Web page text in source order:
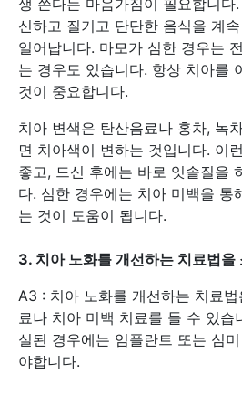
생 쓴다는 마음가짐이 필요합니
신하고 질기고 단단한 음식을 계
일어납니다. 마모가 심한 경우는
는 경우도 있습니다. 항상 치아를
것이 중요합니다.
치아 변색은 탄산음료나 홍차, 녹
면 치아색이 변하는 것입니다. 이
좋고, 드신 후에는 바로 잇솔질을
다. 심한 경우에는 치아 미백을 통
는 것이 도움이 됩니다.
3. 치아 노화를 개선하는 치료법을
A3 : 치아 노화를 개선하는 치료
료나 치아 미백 치료를 들 수 있습
실된 경우에는 임플란트 또는 심
야합니다.